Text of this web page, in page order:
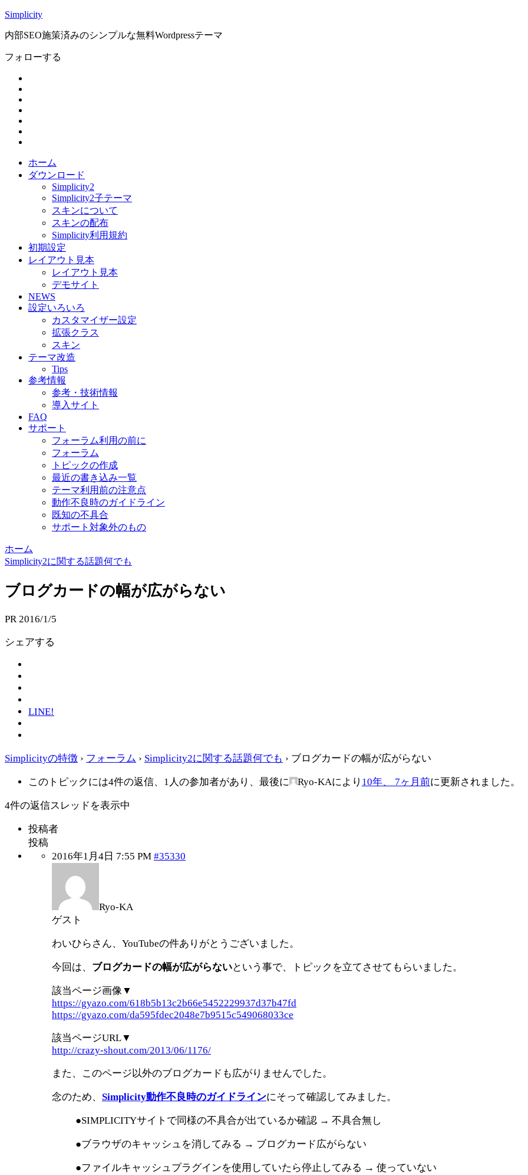
Simplicity
内部SEO施策済みのシンプルな無料Wordpressテーマ
フォローする
ホーム
ダウンロード
Simplicity2
Simplicity2子テーマ
スキンについて
スキンの配布
Simplicity利用規約
初期設定
レイアウト見本
レイアウト見本
デモサイト
NEWS
設定いろいろ
カスタマイザー設定
拡張クラス
スキン
テーマ改造
Tips
参考情報
参考・技術情報
導入サイト
FAQ
サポート
フォーラム利用の前に
フォーラム
トピックの作成
最近の書き込み一覧
テーマ利用前の注意点
動作不良時のガイドライン
既知の不具合
サポート対象外のもの
ホーム
Simplicity2に関する話題何でも
ブログカードの幅が広がらない
PR 2016/1/5
シェアする
LINE!
Simplicityの特徴 › フォーラム › Simplicity2に関する話題何でも › ブログカードの幅が広がらない
このトピックには4件の返信、1人の参加者があり、最後に Ryo-KAにより 10年、 7ヶ月前に更新されました。
4件の返信スレッドを表示中
投稿者
投稿
2016年1月4日 7:55 PM #35330
Ryo-KA
ゲスト
わいひらさん、YouTubeの件ありがとうございました。
今回は、 ブログカードの幅が広がらないという事で、トピックを立てさせてもらいました。
該当ページ画像▼
https://gyazo.com/618b5b13c2b66e5452229937d37b47fd
https://gyazo.com/da595fdec2048e7b9515c549068033ce
該当ページURL▼
http://crazy-shout.com/2013/06/1176/
また、このページ以外のブログカードも広がりませんでした。
念のため、 Simplicity動作不良時のガイドラインにそって確認してみました。
●SIMPLICITYサイトで同様の不具合が出ているか確認 → 不具合無し
●ブラウザのキャッシュを消してみる → ブログカード広がらない
●ファイルキャッシュプラグインを使用していたら停止してみる → 使っていない